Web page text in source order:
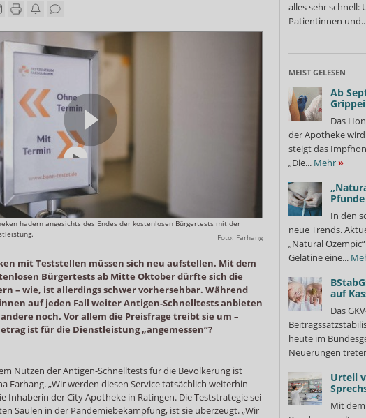
hadern angesichts des Endes der kostenlosen Bürgertests mit der
Foto: Farhang
mit Teststellen müssen sich neu aufstellen. Mit dem
Bürgertests ab Mitte Oktober dürfte sich die
– wie, ist allerdings schwer vorhersehbar. Während
auf jeden Fall weiter Antigen-Schnelltests anbieten
noch. Vor allem die Preisfrage treibt sie um –
ist für die Dienstleistung „angemessen“?
Nutzen der Antigen-Schnelltests für die Bevölkerung ist
Farhang. „Wir werden diesen Service tatsächlich weiterhin
Inhaberin der City Apotheke in Ratingen. Die Teststrategie sei
Säulen in der Pandemiebekämpfung, ist sie überzeugt. „Wir
alles sehr schnell:
Patientinnen
MEIST GELESEN
Ab
Das
der Apotheke
steigt das
„Die... Mehr»
In den
neue Trends.
„Natural
Gelatine eine...
auf
Das
heute im
Neuerungen
Urteil
Mit